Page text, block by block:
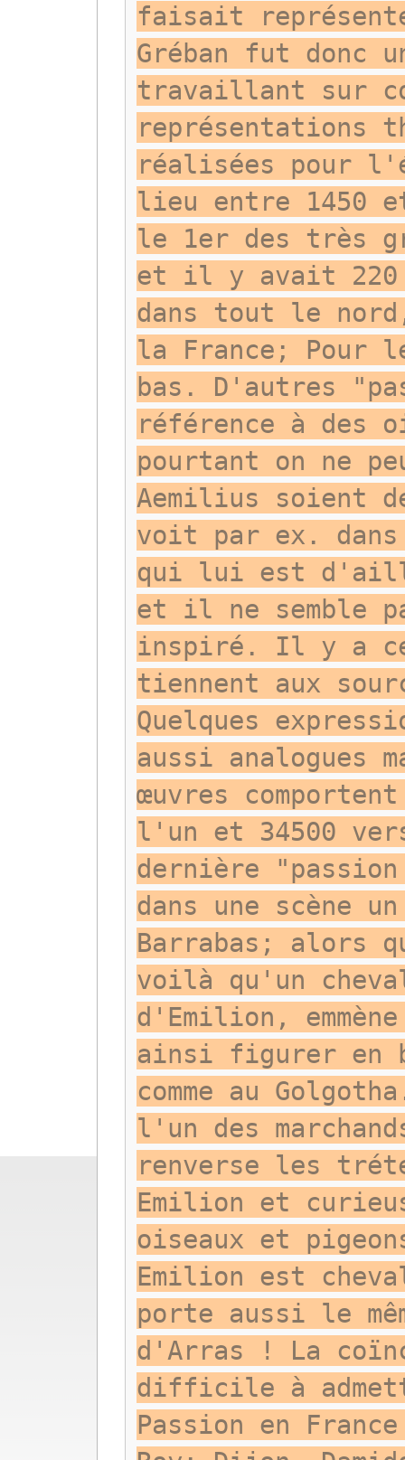
faisait
Gréban fut donc
travaillant sur
représentations
réalisées pour
lieu entre 1450
le 1er des très
et il y avait 220
dans tout le
la France; Pour
bas. D'autres
référence à des
pourtant on ne
Aemilius soient de
voit par ex.
qui lui est
et il ne semble
inspiré. Il y a
tiennent aux
Quelques
aussi analogues
œuvres
l'un et 34500
dernière
dans une scène
Barrabas; alors
voilà qu'un
d'Emilion,
ainsi figurer en
comme au
l'un des
renverse les
Emilion et
oiseaux et
Emilion est
porte aussi le
d'Arras ! La
difficile à
Passion en